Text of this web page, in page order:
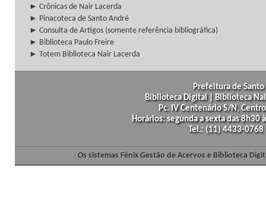
► Crônicas de Nair Lacerda
► Pinacoteca de Santo André
► Consulta de Artigos (somente referência bibliográfica)
► Biblioteca Paulo Freire
► Totem Biblioteca Nair Lacerda
Prefeitura de
Biblioteca Digital | Biblioteca
Pc. IV Centenário S/N,
Horários: segunda a sexta das
Tel.: (11) 4433-
Os sistemas Fênix Gestão de Acervos e Biblioteca